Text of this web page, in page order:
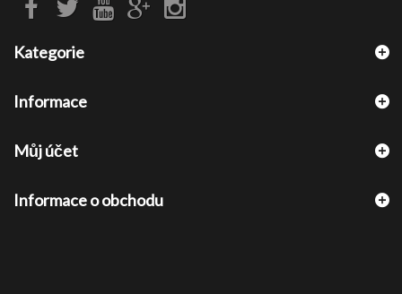
Kategorie
Informace
Můj účet
Informace o obchodu